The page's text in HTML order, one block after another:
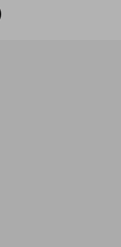
Back To Top